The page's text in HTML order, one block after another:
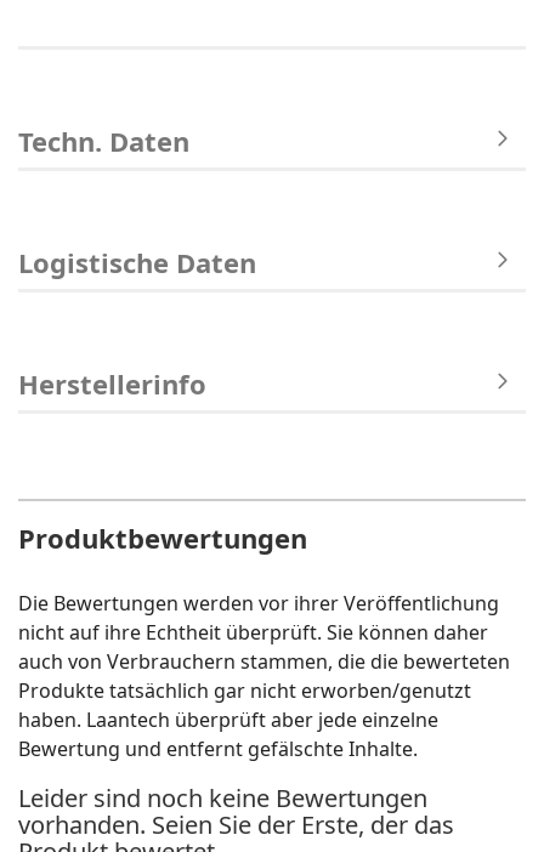
Techn. Daten
Logistische Daten
Herstellerinfo
Produktbewertungen
Die Bewertungen werden vor ihrer Veröffentlichung
nicht auf ihre Echtheit überprüft. Sie können daher
auch von Verbrauchern stammen, die die bewerteten
Produkte tatsächlich gar nicht erworben/genutzt
haben. Laantech überprüft aber jede einzelne
Bewertung und entfernt gefälschte Inhalte.
Leider sind noch keine Bewertungen
vorhanden. Seien Sie der Erste, der das